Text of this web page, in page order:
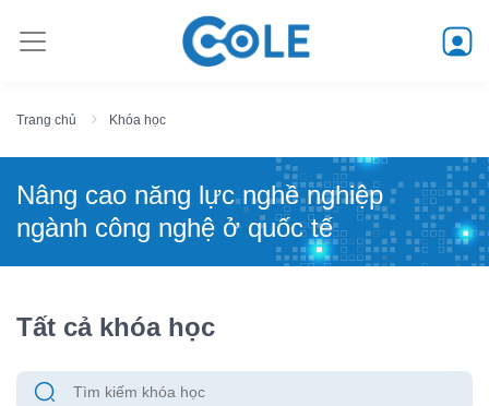
Trang chủ Khóa học
Nâng cao năng lực nghề nghiệp
ngành công nghệ ở quốc tế
Tất cả khóa học